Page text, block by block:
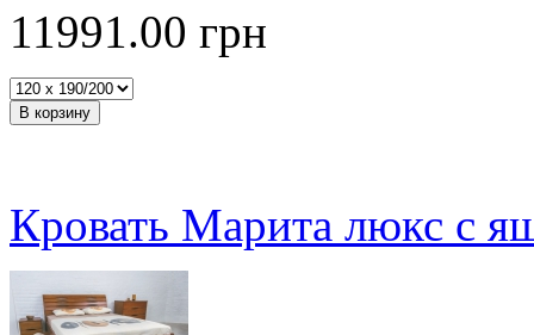
11991.00 грн
Кровать Марита люкс с